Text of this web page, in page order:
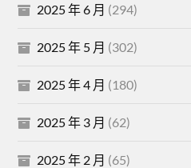
2025 年 6 月 (294)
2025 年 5 月 (302)
2025 年 4 月 (180)
2025 年 3 月 (62)
2025 年 2 月 (65)